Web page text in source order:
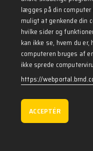
Del
lægges på din
muligt at genkende din
hvilke sider og
kan ikke se, hvem du er,
computeren bruges af
ikke sprede
https://
ACCEPTÉR